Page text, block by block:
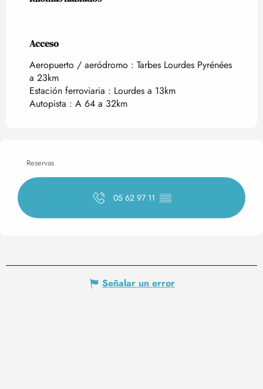
Acceso
Acceso
Aeropuerto / aeródromo : Tarbes Lourdes Pyrénées
a 23km
Estación ferroviaria : Lourdes a 13km
Autopista : A 64 a 32km
Reservas
05 62 97 11 ▒▒
Señalar un error